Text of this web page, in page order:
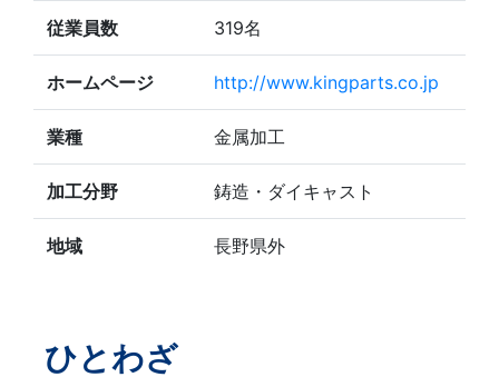
従業員数 319名
ホームページ http://www.kingparts.co.jp
業種 金属加工
加工分野 鋳造・ダイキャスト
地域 長野県外
ひとわざ